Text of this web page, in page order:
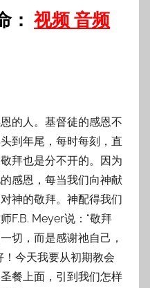
： 视频 音频
的人。基督徒的感恩不
到年尾，每时每刻，直
拜也是分不开的。因为
感恩，每当我们向神献
神的敬拜。神配得我们
F.B. Meyer说：“敬拜
切，而是感谢祂自己，
！今天我要从初期教会
餐上面，引到我们怎样